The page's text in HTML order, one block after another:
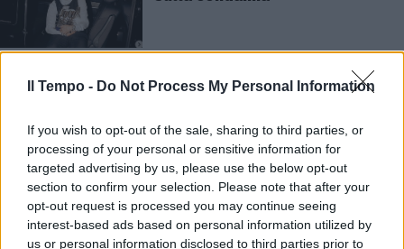
Il Tempo - Do Not Process My Personal Information
If you wish to opt-out of the sale, sharing to third parties, or
processing of your personal or sensitive information for
targeted advertising by us, please use the below opt-out
section to confirm your selection. Please note that after your
opt-out request is processed you may continue seeing
interest-based ads based on personal information utilized by
us or personal information disclosed to third parties prior to